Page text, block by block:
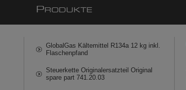
P RODUKTE
GlobalGas Kältemittel R134a 12 kg inkl.
Flaschenpfand
Steuerkette Originalersatzteil Original
spare part 741.20.03